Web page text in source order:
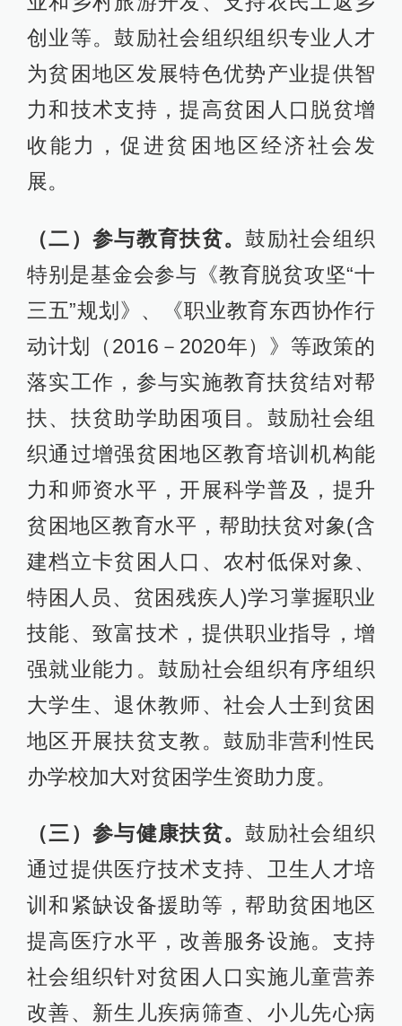
创业等。鼓励社会组织组织专业人才
为贫困地区发展特色优势产业提供智
力和技术支持，提高贫困人口脱贫增
收能力，促进贫困地区经济社会发
展。
（二）参与教育扶贫。 鼓励社会组织
特别是基金会参与《教育脱贫攻坚“十
三五”规划》、《职业教育东西协作行
动计划（2016－2020年）》等政策的
落实工作，参与实施教育扶贫结对帮
扶、扶贫助学助困项目。鼓励社会组
织通过增强贫困地区教育培训机构能
力和师资水平，开展科学普及，提升
贫困地区教育水平，帮助扶贫对象(含
建档立卡贫困人口、农村低保对象、
特困人员、贫困残疾人)学习掌握职业
技能、致富技术，提供职业指导，增
强就业能力。鼓励社会组织有序组织
大学生、退休教师、社会人士到贫困
地区开展扶贫支教。鼓励非营利性民
办学校加大对贫困学生资助力度。
（三）参与健康扶贫。鼓励社会组织
通过提供医疗技术支持、卫生人才培
训和紧缺设备援助等，帮助贫困地区
提高医疗水平，改善服务设施。支持
社会组织针对贫困人口实施儿童营养
改善、新生儿疾病筛查、小儿先心病